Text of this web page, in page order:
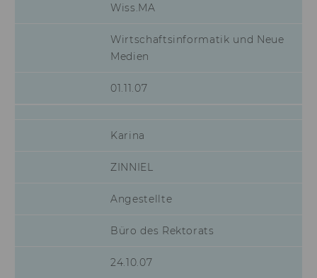
Wiss.MA
Wirtschaftsinformatik und Neue
Medien
01.11.07
Karina
ZINNIEL
Angestellte
Büro des Rektorats
24.10.07
AMCV_XXX_at_AdobeOrg
Dieses Cookie